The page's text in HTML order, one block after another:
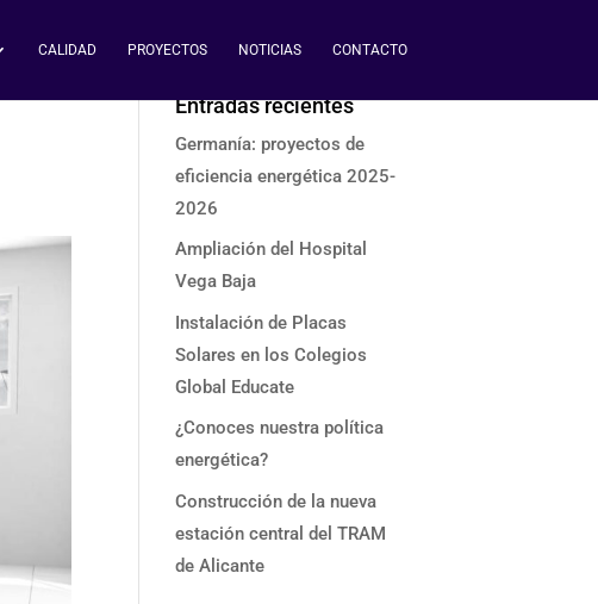
CALIDAD PROYECTOS NOTICIAS CONTACTO
Entradas recientes
Germanía: proyectos de
eficiencia energética 2025-
2026
Ampliación del Hospital
Vega Baja
Instalación de Placas
Solares en los Colegios
Global Educate
¿Conoces nuestra política
energética?
Construcción de la nueva
estación central del TRAM
de Alicante